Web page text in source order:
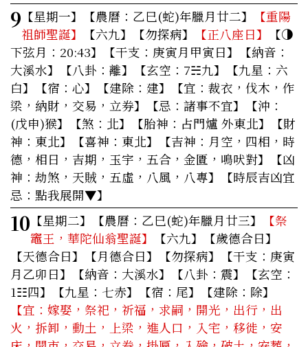
9 【星期一】 【農曆：乙巳(蛇)年臘月廿二】
【重陽
祖師聖誕】
【六九】【勿探病】 【正八座日】
【◑
下弦月：20:43】【干支：庚寅月甲寅日】【納音：
大溪水】【八卦：離】【玄空：7☵九】【九星：六
白】【宿：心】【建除：建】
【宜：裁衣，伐木，作
梁，納財，交易，立券】
【忌：諸事不宜】【沖：
(戊申)猴】【煞：北】【胎神：占門爐 外東北】【財
神：東北】【喜神：東北】【吉神：月空，四相，時
德，相日，吉期，玉宇，五合，金匱，鳴吠對】【凶
神：劫煞，天賊，五虛，八風，八專】
【時辰吉凶宜
忌：點我展開▼】
10 【星期二】 【農曆：乙巳(蛇)年臘月廿三】
【祭
竈王，華陀仙翁聖誕】
【六九】【歲德合日】
【天德合日】【月德合日】【勿探病】【干支：庚寅
月乙卯日】【納音：大溪水】【八卦：震】【玄空：
1☷四】【九星：七赤】【宿：尾】【建除：除】
【宜：嫁娶，祭祀，祈福，求嗣，開光，出行，出
火，拆卸，動土，上梁，進人口，入宅，移徙，安